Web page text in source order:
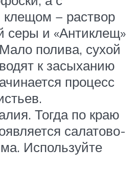
− раствор
серы и «Антиклещ»
полива, сухой
к засыханию
процесс
Тогда по краю
салатово-
Используйте